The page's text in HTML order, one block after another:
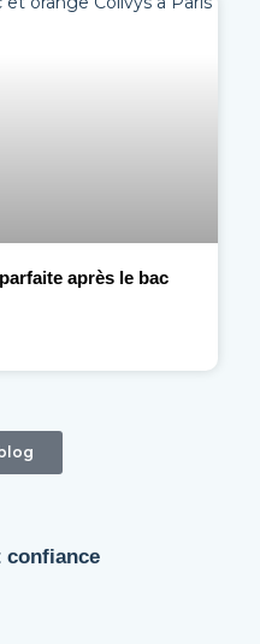
après le bac
confiance